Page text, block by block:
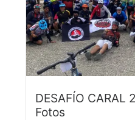
DESAFÍO CARAL
Fotos